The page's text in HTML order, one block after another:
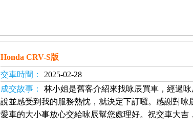
Honda CRV-S版
交車時間：
2025-02-28
成交故事：
林小姐是舊客介紹來找咏辰買車，經過
說並感受到我的服務熱忱，就決定下訂囉。感謝對咏
愛車的大小事放心交給咏辰幫您處理好。祝交車大吉